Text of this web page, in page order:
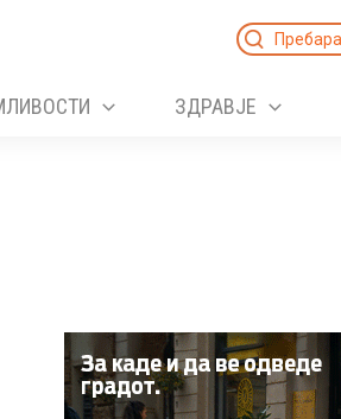
Search
ЗДРАВЈЕ